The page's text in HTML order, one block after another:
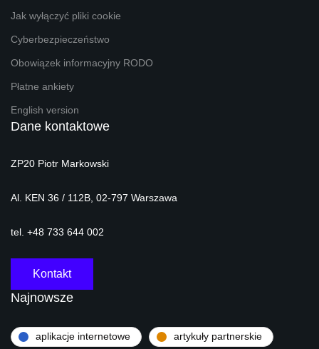
Jak wyłączyć pliki cookie
Cyberbezpieczeństwo
Obowiązek informacyjny RODO
Płatne ankiety
English version
Dane kontaktowe
ZP20 Piotr Markowski
Al. KEN 36 / 112B, 02-797 Warszawa
tel. +48 733 644 002
Kontakt
Najnowsze
aplikacje internetowe artykuły partnerskie